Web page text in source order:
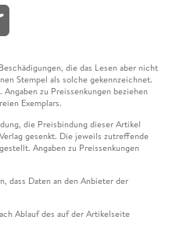
die das Lesen aber nicht
Stempel als solche gekennzeichnet.
zu Preissenkungen beziehen
Exemplars.
die Preisbindung dieser Artikel
gesenkt. Die jeweils zutreffende
Angaben zu Preissenkungen
dass Daten an den Anbieter der
Ablauf des auf der Artikelseite